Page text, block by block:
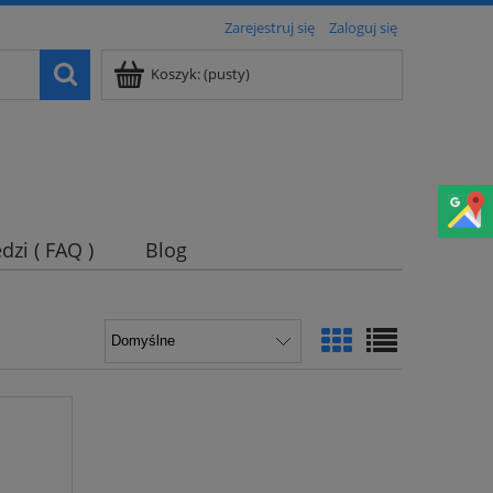
Zarejestruj się Zaloguj się
Koszyk:(pusty)
( FAQ )
Blog